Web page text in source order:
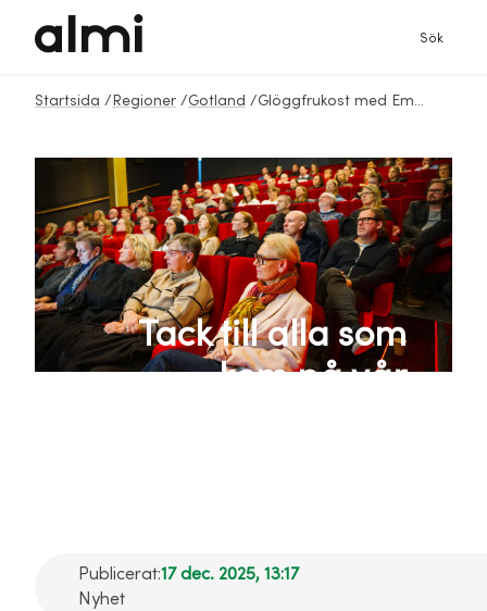
Sök
Startsida / Regioner /Gotland / Glöggfrukost med Emanuel Karlsten
Tack till alla som
kom på vår
Publicerat:17 dec. 2025, 13:17
Nyhet